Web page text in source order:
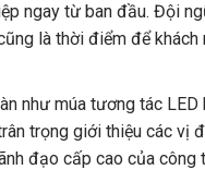
ngay từ ban đầu. Đội
là thời điểm để
như múa tương tác
trọng giới thiệu các vị
đạo cấp cao của công